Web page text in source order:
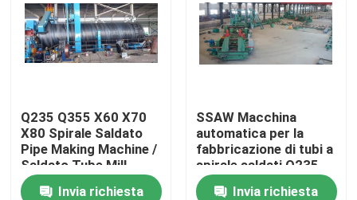
Casa.
Prodotti
Q235 Q355 X60 X70
X80 Spirale Saldato
Pipe Making Machine /
Saldato Tube Mill
Machine
Invia richiesta
SSAW Macchina
automatica per la
fabbricazione di tubi a
spirale saldati Q235
Q355 X60 X70 X80
Invia richiesta